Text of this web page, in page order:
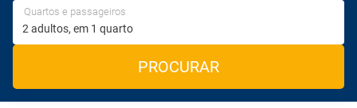
Quartos e passageiros
PROCURAR